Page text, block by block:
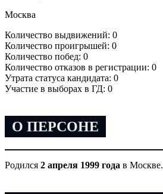
Москва
Количество выдвижений: 0
Количество проигрышей: 0
Количество побед: 0
Количество отказов в регистрации: 0
Утрата статуса кандидата: 0
Участие в выборах в ГД: 0
О ПЕРСОНЕ
Родился 2 апреля 1999 года в Москве.